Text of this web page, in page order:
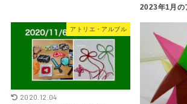
2023年1月の
アトリエ・アルブル
2020.12.04